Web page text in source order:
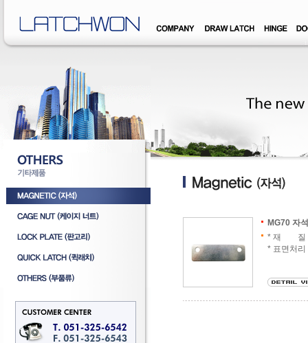
MG70 자
* 재 질 :
* 표면처리